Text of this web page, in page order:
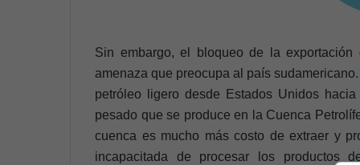
Sin embargo, el bloqueo de la
amenaza que preocupa al país
petróleo ligero desde Estados Unidos
pesado que se produce en la Cuenca
cuenca es mucho más costo de extraer y
incapacitada de procesar los productos